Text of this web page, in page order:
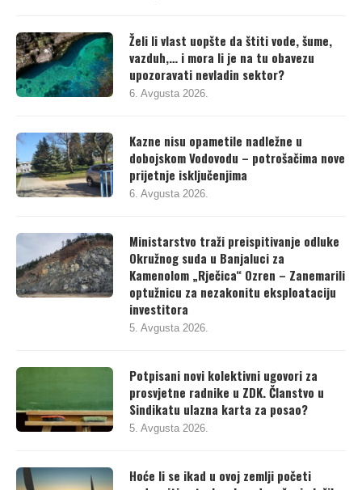
Želi li vlast uopšte da štiti vode, šume,
vazduh,… i mora li je na tu obavezu
upozoravati nevladin sektor?
6. Avgusta 2026.
Kazne nisu opametile nadležne u
dobojskom Vodovodu – potrošačima nove
prijetnje isključenjima
6. Avgusta 2026.
Ministarstvo traži preispitivanje odluke
Okružnog suda u Banjaluci za
Kamenolom „Rječica“ Ozren – Zanemarili
optužnicu za nezakonitu eksploataciju
investitora
5. Avgusta 2026.
Potpisani novi kolektivni ugovori za
prosvjetne radnike u ZDK. Članstvo u
Sindikatu ulazna karta za posao?
5. Avgusta 2026.
Hoće li se ikad u ovoj zemlji početi